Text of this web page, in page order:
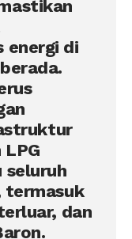
energi di
seluruh
termasuk
dan